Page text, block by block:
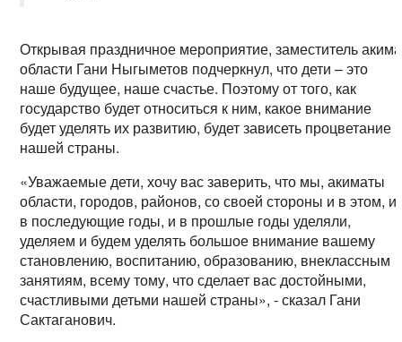
Открывая праздничное мероприятие, заместитель акима
области Гани Ныгыметов подчеркнул, что дети – это
наше будущее, наше счастье. Поэтому от того, как
государство будет относиться к ним, какое внимание
будет уделять их развитию, будет зависеть процветание
нашей страны.
«Уважаемые дети, хочу вас заверить, что мы, акиматы
области, городов, районов, со своей стороны и в этом, и
в последующие годы, и в прошлые годы уделяли,
уделяем и будем уделять большое внимание вашему
становлению, воспитанию, образованию, внеклассным
занятиям, всему тому, что сделает вас достойными,
счастливыми детьми нашей страны», - сказал Гани
Сактаганович.